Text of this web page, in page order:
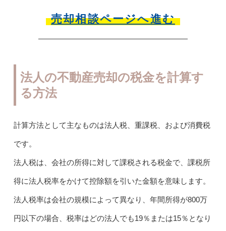
売却相談ページへ進む
法人の不動産売却の税金を計算す
る方法
計算方法として主なものは法人税、重課税、および消費税
です。
法人税は、会社の所得に対して課税される税金で、課税所
得に法人税率をかけて控除額を引いた金額を意味します。
法人税率は会社の規模によって異なり、年間所得が800万
円以下の場合、税率はどの法人でも19％または15％となり